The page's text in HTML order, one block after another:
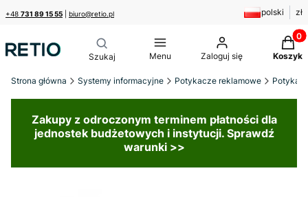
+48 731 89 15 55 biuro@retio.pl polski zł
Menu Zaloguj się Koszyk
Strona główna Systemy informacyjne Potykacze reklamowe
Zakupy z odroczonym terminem płatności dla
jednostek budżetowych i instytucji. Sprawdź
warunki >>